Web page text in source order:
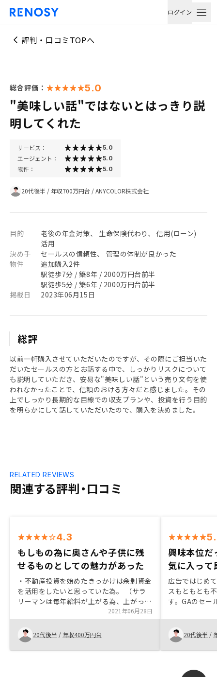
ログイン
評判・口コミTOPへ
総合評価： 5.0
"美味しい話"ではないとはっきり説
明してくれた
サービス： 5.0
エージェント： 5.0
物件： 5.0
20代後半 / 年収700万円台 /ANYCOLOR株式会社
目的
老後の年金対策、 生命保険代わり、 信用(ローン)
活用
決め手
セールスの信頼性、 管理の体制が良かった
物件
追加購入2件
駅徒歩7分 / 築8年 / 2000万円台前半
駅徒歩5分 / 築6年 / 2000万円台前半
掲載日
2023年06月15日
総評
以前一軒購入させていただいたのですが、その際にご担当いた
だいたセールスの方とお話する中で、しっかりリスクについて
も説明していただき、安易な"美味しい話"という売り文句を使
われなかったことで、信頼のおける方々だと感じました。その
上でしっかり長期的な目線での収支プランや、投資を行う目的
を明らかにして話していただいたので、購入を決めました。
関連する評判・口コミ
RELATED REVIEWS
4.3
もしもの為に奥さんや子供に残
せるものとしての魅力があった
・不動産投資を始めたきっかけは余剰資金
を活用をしたいと思っていた為。 （サラ
リーマンは毎年給料が上がる為、上がった
分何か運用関係に費やしたかった。1年目
は保険と確定拠出年金。2年目は持株会社
と投資信託。3年目で不動産投資と考えて
動いていた。金銭感覚崩壊してしまうのも
避けたかった。） ・「投資」と言う観点
2021年06月28日
20代後半 / 年収400万円台
興味本位だ
気に入って
広告ではじめ
スもともとも
す。GAのセー
りの物件もす
で購入できて
不動産の方お
も実現可能、
20代後半 /